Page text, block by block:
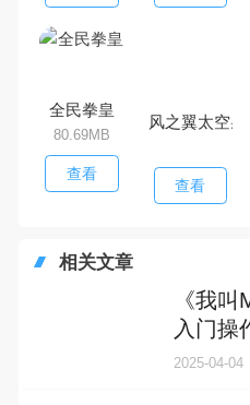
全民拳皇
80.69MB
查看
风之翼太空射
查看
相关文章
《我
入门操
2025-04-04